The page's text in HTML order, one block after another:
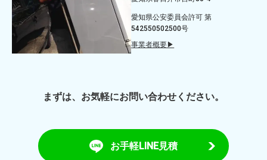
愛知県公安委員会許可 第
542550502500号
事業者概要▶
まずは、お気軽にお問い合わせください。
お手軽LINE見積